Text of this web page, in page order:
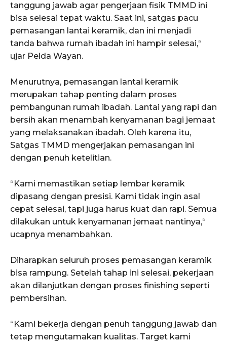
tanggung jawab agar pengerjaan fisik TMMD ini
bisa selesai tepat waktu. Saat ini, satgas pacu
pemasangan lantai keramik, dan ini menjadi
tanda bahwa rumah ibadah ini hampir selesai,“
ujar Pelda Wayan.
Menurutnya, pemasangan lantai keramik
merupakan tahap penting dalam proses
pembangunan rumah ibadah. Lantai yang rapi dan
bersih akan menambah kenyamanan bagi jemaat
yang melaksanakan ibadah. Oleh karena itu,
Satgas TMMD mengerjakan pemasangan ini
dengan penuh ketelitian.
“Kami memastikan setiap lembar keramik
dipasang dengan presisi. Kami tidak ingin asal
cepat selesai, tapi juga harus kuat dan rapi. Semua
dilakukan untuk kenyamanan jemaat nantinya,“
ucapnya menambahkan.
Diharapkan seluruh proses pemasangan keramik
bisa rampung. Setelah tahap ini selesai, pekerjaan
akan dilanjutkan dengan proses finishing seperti
pembersihan.
“Kami bekerja dengan penuh tanggung jawab dan
tetap mengutamakan kualitas. Target kami